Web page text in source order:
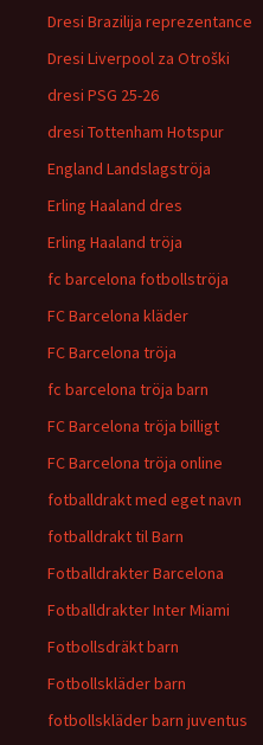
Dresi Brazilija reprezentance
Dresi Liverpool za Otroški
dresi PSG 25-26
dresi Tottenham Hotspur
England Landslagströja
Erling Haaland dres
Erling Haaland tröja
fc barcelona fotbollströja
FC Barcelona kläder
FC Barcelona tröja
fc barcelona tröja barn
FC Barcelona tröja billigt
FC Barcelona tröja online
fotballdrakt med eget navn
fotballdrakt til Barn
Fotballdrakter Barcelona
Fotballdrakter Inter Miami
Fotbollsdräkt barn
Fotbollskläder barn
fotbollskläder barn juventus